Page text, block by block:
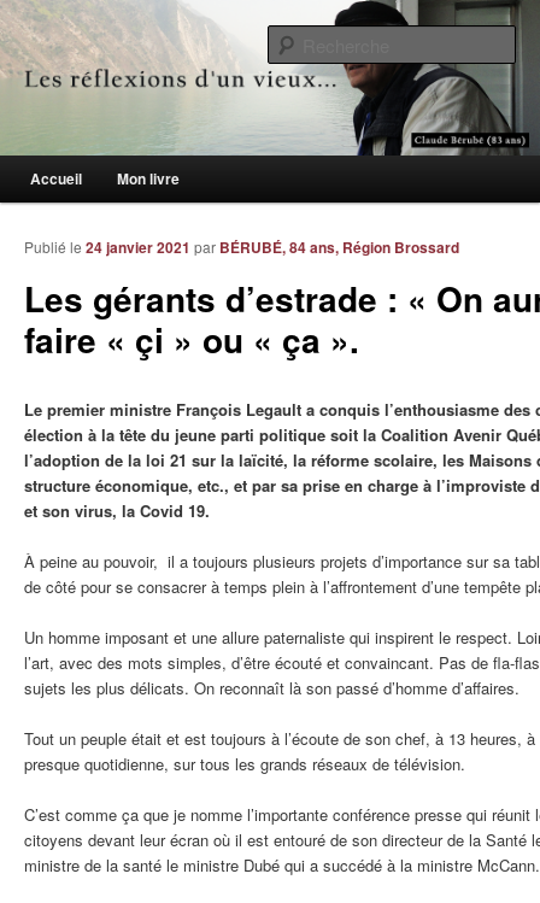
Les réflexions d'un vieux…
Le blogue des aînés de 65 ans et +
Menu principal
Aller au contenu principal
Aller au contenu secondaire
Accueil Mon livre
Les gérants d’estrade : « On
faire « çi » ou « ça ».
Publié le 24 janvier 2021 par BÉRUBÉ, 84 ans, Région Brossard
Le premier ministre François Legault a conquis l’enthousiasme des
élection à la tête du jeune parti politique soit la Coalition Avenir
l’adoption de la loi 21 sur la laïcité, la réforme scolaire, les Maisons
structure économique, etc., et par sa prise en charge à l’improviste
et son virus, la Covid 19.
À peine au pouvoir, il a toujours plusieurs projets d’importance sur sa
de côté pour se consacrer à temps plein à l’affrontement d’une tempête
Un homme imposant et une allure paternaliste qui inspirent le respect.
l’art, avec des mots simples, d’être écouté et convaincant. Pas de fla-
sujets les plus délicats. On reconnaît là son passé d’homme d’affaires.
Tout un peuple était et est toujours à l’écoute de son chef, à 13 heures,
presque quotidienne, sur tous les grands réseaux de télévision.
C’est comme ça que je nomme l’importante conférence presse qui
citoyens devant leur écran où il est entouré de son directeur de la Santé
ministre de la santé le ministre Dubé qui a succédé à la ministre McCann.